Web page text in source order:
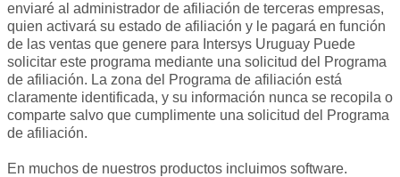
enviaré al administrador de afiliación de terceras empresas,
quien activará su estado de afiliación y le pagará en función
de las ventas que genere para Intersys Uruguay Puede
solicitar este programa mediante una solicitud del Programa
de afiliación. La zona del Programa de afiliación está
claramente identificada, y su información nunca se recopila o
comparte salvo que cumplimente una solicitud del Programa
de afiliación.
En muchos de nuestros productos incluimos software.